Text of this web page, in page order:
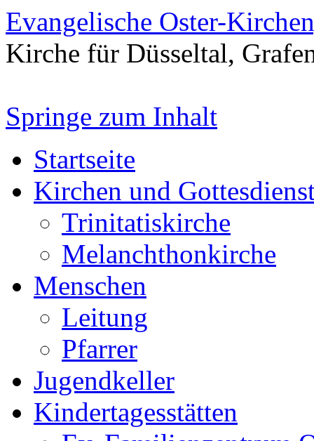
Evangelische Oster-
Kirche für Düsseltal,
Springe zum Inhalt
Startseite
Kirchen und
Trinitatiskirche
Melanchthonkirche
Menschen
Leitung
Pfarrer
Jugendkeller
Kindertagesstätten